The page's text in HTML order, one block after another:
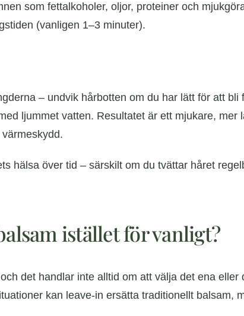
som fettalkoholer, oljor, proteiner och
(vanligen 1–3 minuter).
– undvik hårbotten om du har lätt för att bli
ljummet vatten. Resultatet är ett mjukare, mer
hälsa över tid – särskilt om du tvättar håret
istället för vanligt?
det handlar inte alltid om att välja det ena eller
kan leave-in ersätta traditionellt balsam,